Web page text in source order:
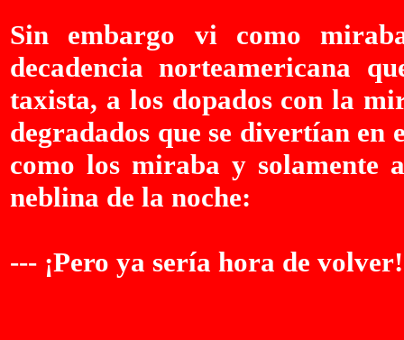
Sin embargo vi como
decadencia norteamericana
taxista, a los dopados con la
degradados que se divertían en
como los miraba y solamente
neblina de la noche:
--- ¡Pero ya sería hora de volver!